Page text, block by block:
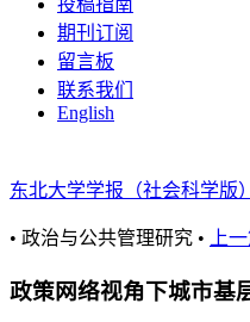
期刊订阅
留言板
联系我们
English
东北大学学报（社会科学版）
• 政治与公共管理研究 • 上
政策网络视角下城市